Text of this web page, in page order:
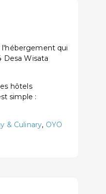
l'hébergement qui
Desa Wisata
hôtels
simple :
& Culinary, OYO